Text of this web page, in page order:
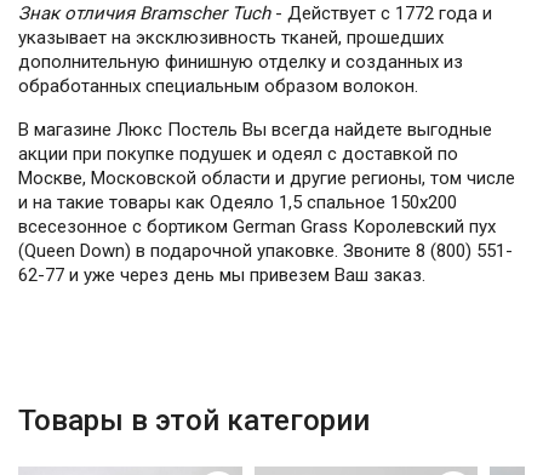
Знак отличия Bramscher Tuch- Действует с 1772 года и
указывает на эксклюзивность тканей, прошедших
дополнительную финишную отделку и созданных из
обработанных специальным образом волокон.
В магазине Люкс Постель Вы всегда найдете выгодные
акции при покупке подушек и одеял с доставкой по
Москве, Московской области и другие регионы, том числе
и на такие товары как Одеяло 1,5 спальное 150х200
всесезонное с бортиком German Grass Королевский пух
(Queen Down) в подарочной упаковке. Звоните 8 (800) 551-
62-77 и уже через день мы привезем Ваш заказ.
Товары в этой категории